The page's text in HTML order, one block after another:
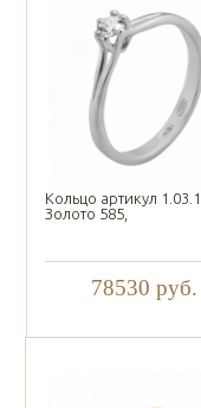
Кольцо артикул
Золото 585,
78530 руб.